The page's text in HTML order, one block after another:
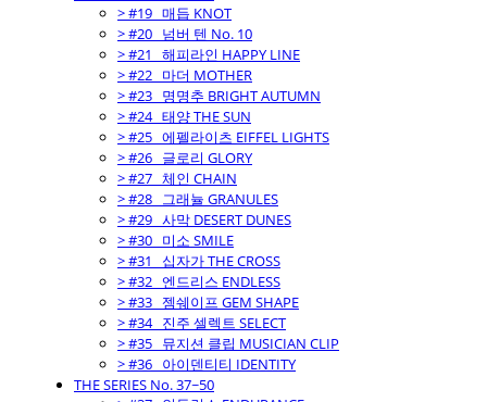
> #19_ 매듭 KNOT
> #20_ 넘버 텐 No. 10
> #21_ 해피라인 HAPPY LINE
> #22_ 마더 MOTHER
> #23_ 명명추 BRIGHT AUTUMN
> #24_ 태양 THE SUN
> #25_ 에펠라이츠 EIFFEL LIGHTS
> #26_ 글로리 GLORY
> #27_ 체인 CHAIN
> #28_ 그래뉼 GRANULES
> #29_ 사막 DESERT DUNES
> #30_ 미소 SMILE
> #31_ 십자가 THE CROSS
> #32_ 엔드리스 ENDLESS
> #33_ 젬쉐이프 GEM SHAPE
> #34_ 진주 셀렉트 SELECT
> #35_ 뮤지션 클립 MUSICIAN CLIP
> #36_ 아이덴티티 IDENTITY
THE SERIES No. 37~50